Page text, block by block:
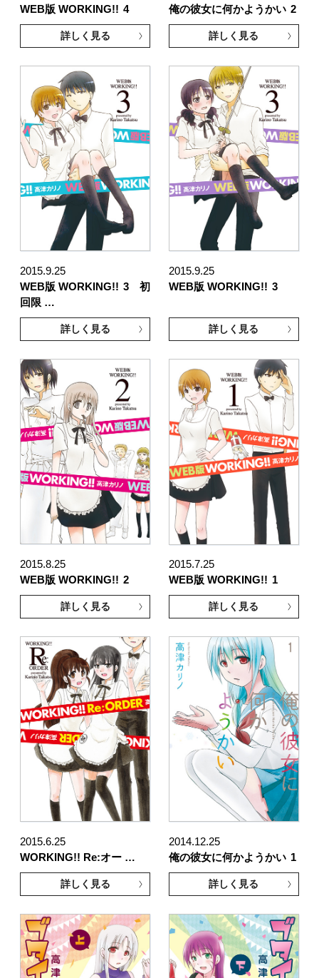
WEB版 WORKING!! 4
詳しく見る
俺の彼女に何かようかい 2
詳しく見る
2015.9.25
WEB版 WORKING!! 3 初
回限 …
詳しく見る
2015.9.25
WEB版 WORKING!! 3
詳しく見る
2015.8.25
WEB版 WORKING!! 2
詳しく見る
2015.7.25
WEB版 WORKING!! 1
詳しく見る
2015.6.25
WORKING!! Re:オー …
詳しく見る
2014.12.25
俺の彼女に何かようかい 1
詳しく見る